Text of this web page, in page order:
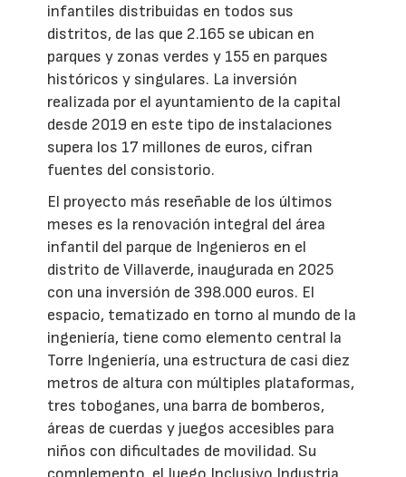
infantiles distribuidas en todos sus
distritos, de las que 2.165 se ubican en
parques y zonas verdes y 155 en parques
históricos y singulares. La inversión
realizada por el ayuntamiento de la capital
desde 2019 en este tipo de instalaciones
supera los 17 millones de euros, cifran
fuentes del consistorio.
El proyecto más reseñable de los últimos
meses es la renovación integral del área
infantil del parque de Ingenieros en el
distrito de Villaverde, inaugurada en 2025
con una inversión de 398.000 euros. El
espacio, tematizado en torno al mundo de la
ingeniería, tiene como elemento central la
Torre Ingeniería, una estructura de casi diez
metros de altura con múltiples plataformas,
tres toboganes, una barra de bomberos,
áreas de cuerdas y juegos accesibles para
niños con dificultades de movilidad. Su